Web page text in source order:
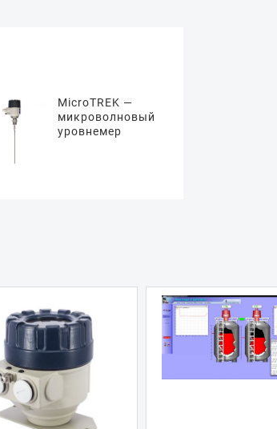
MicroTREK —
микроволновый
уровнемер